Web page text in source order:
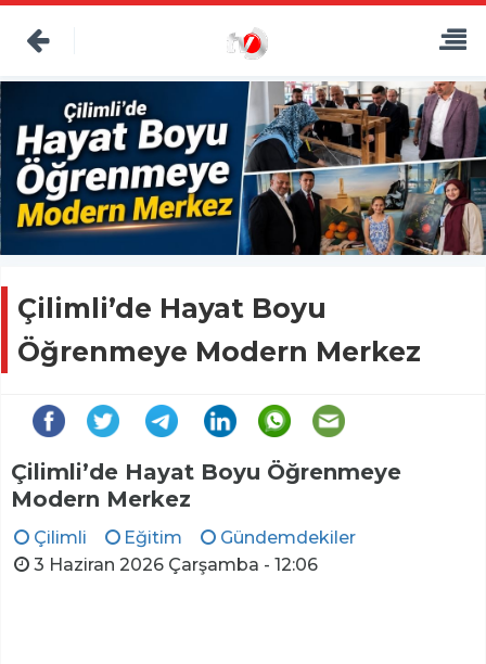
Çilimli’de Hayat Boyu
Öğrenmeye Modern Merkez
Çilimli’de Hayat Boyu Öğrenmeye
Modern Merkez
Çilimli Eğitim
Gündemdekiler
3 Haziran 2026 Çarşamba - 12:06